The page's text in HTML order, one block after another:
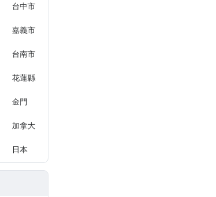
台中市
嘉義市
台南市
花蓮縣
金門
加拿大
日本